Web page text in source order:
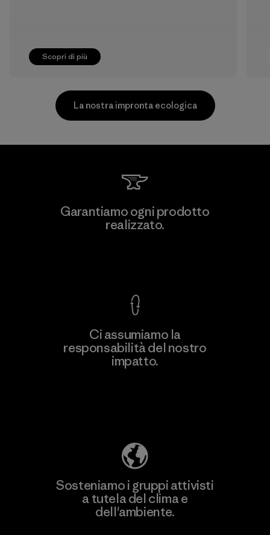
Scopri di più
Scopri di più
Formosa Taffeta Co., Ltd.
La nostra impronta ecologica
Garantiamo ogni prodotto
realizzato.
Ci assumiamo la
responsabilità del nostro
impatto.
Sosteniamo i gruppi attivisti
a tutela del clima e
dell'ambiente.